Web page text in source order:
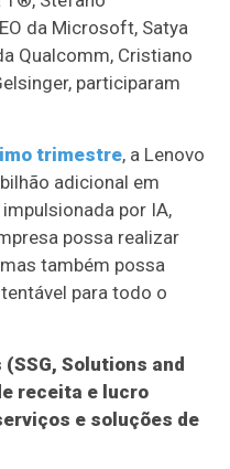
da Microsoft, Satya
Qualcomm, Cristiano
participaram
trimestre, a Lenovo
adicional em
por IA,
possa realizar
também possa
para todo o
Solutions and
receita e lucro
e soluções de